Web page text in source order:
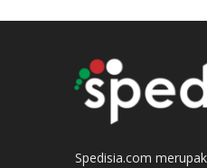
Spedisia.com